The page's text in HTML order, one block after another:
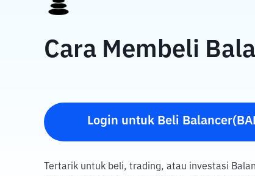
Cara Membeli
Login untuk Beli
Tertarik untuk beli, trading, atau investasi